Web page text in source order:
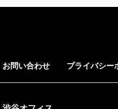
お問い合わせ プライバシー